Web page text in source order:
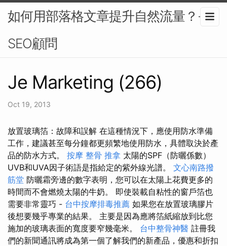
如何用部落格文章提升自然流量？-
SEO顧問
Je Marketing (266)
Oct 19, 2013
放置玻璃箔：故障和誤解 在這種情況下，應使用防水準備
工作，建議甚至每分鐘都更頻繁地使用防水，具體取決於產
品的防水方式。 按摩 整骨 推拿 太陽的SPF（防曬係數）
UVB和UVA因子術語是指給定的紫外線光譜。 文心南路撥
筋堂 防曬霜旁邊的數字表明，您可以在太陽上花費更多的
時間而不會燃燒太陽的牛奶。 即使裝載自粘性的窗戶箔也
需要非常靈巧 - 台中按摩排毒推薦 如果您在放置玻璃膠片
後想要幾乎專業的結果。 主要是因為應將箔紙縮放到比您
施加的玻璃表面的寬度要窄幾毫米。 台中整骨神醫 註冊我
們的新聞通訊將成為第一個了解我們的新產品，優惠和折扣